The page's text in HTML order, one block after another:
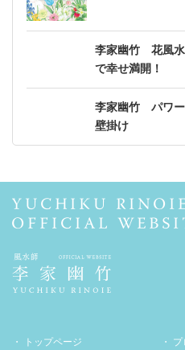
李家幽竹 花風
で幸せ満開！
李家幽竹 パワ
壁掛け
トップページ プ